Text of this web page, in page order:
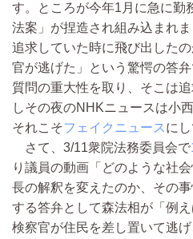
す。ところが今年1月に急に勤
法案」が捏造され組み込まれ
追求していた時に飛び出した
官が逃げた」という驚愕の答
質問の重大性を取り、そこは
しその夜のNHKニュースは小
それこそフェイクニュース にし
さて、3/11衆院法務委員会で
り議員の動画「どのような社
長の解釈を変えたのか、その
する答弁として森法相が「例
検察官が住民を差し置いて逃